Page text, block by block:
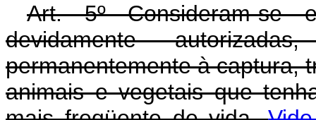
Art. 5º Consideram-se
devidamente
permanentemente à captura,
animais e vegetais que